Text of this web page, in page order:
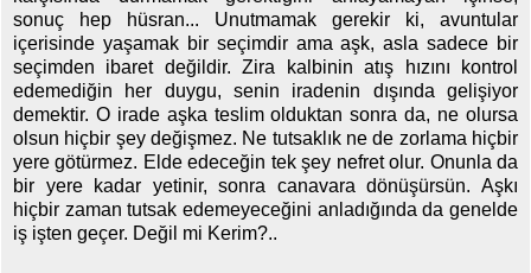
sonuç hep hüsran... Unutmamak gerekir ki, avuntular
içerisinde yaşamak bir seçimdir ama aşk, asla sadece bir
seçimden ibaret değildir. Zira kalbinin atış hızını kontrol
edemediğin her duygu, senin iradenin dışında gelişiyor
demektir. O irade aşka teslim olduktan sonra da, ne olursa
olsun hiçbir şey değişmez. Ne tutsaklık ne de zorlama hiçbir
yere götürmez. Elde edeceğin tek şey nefret olur. Onunla da
bir yere kadar yetinir, sonra canavara dönüşürsün. Aşkı
hiçbir zaman tutsak edemeyeceğini anladığında da genelde
iş işten geçer. Değil mi Kerim?..